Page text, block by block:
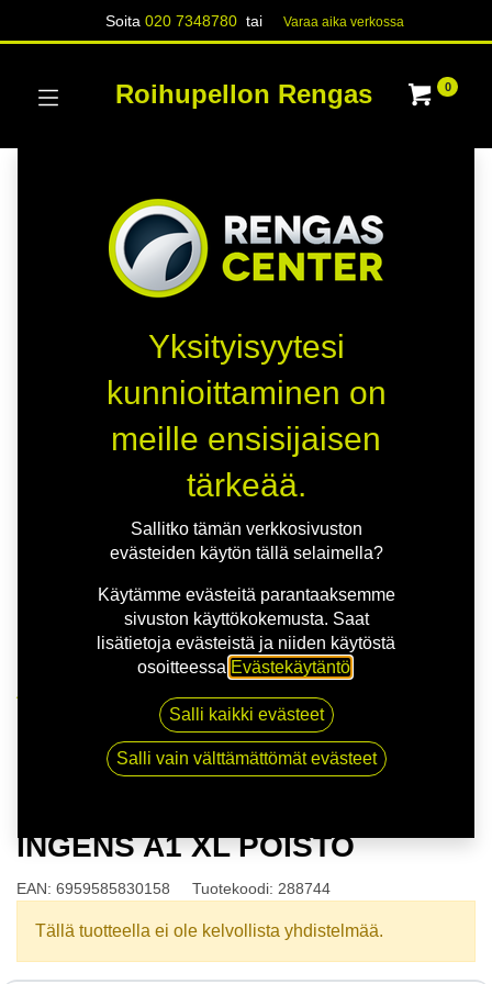
Soita020 7348780 tai Varaa aika verk​​​​ossa
Roihupellon Rengas 0
175/65R14 86H ANTARES INGENS A1 XL POISTO
INGENS A1 XL POISTO
EAN: 6959585830158 Tuotekoodi: 288744
Tällä tuotteella ei ole kelvollista yhdistelmää.
Yksityisyytesi
kunnioittaminen on
meille ensisijaisen
tärkeää.
Sallitko tämän verkkosivuston
evästeiden käytön tällä selaimella?
Käytämme evästeitä parantaaksemme
sivuston käyttökokemusta. Saat
lisätietoja evästeistä ja niiden käytöstä
osoitteessa Evästekäytäntö
Salli kaikki evästeet
Salli vain välttämättömät evästeet